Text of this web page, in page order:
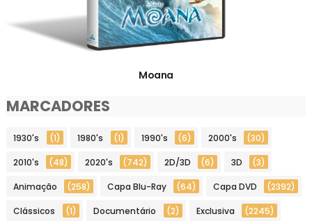
Moana
MARCADORES
1930's (1) 1980's (1) 1990's (6) 2000's (30)
2010's (48) 2020's (742) 2D/3D (6) 3D (3)
Animação (258) Capa Blu-Ray (64) Capa DVD (2392)
Clássicos (1) Documentário (2) Exclusiva (2245)